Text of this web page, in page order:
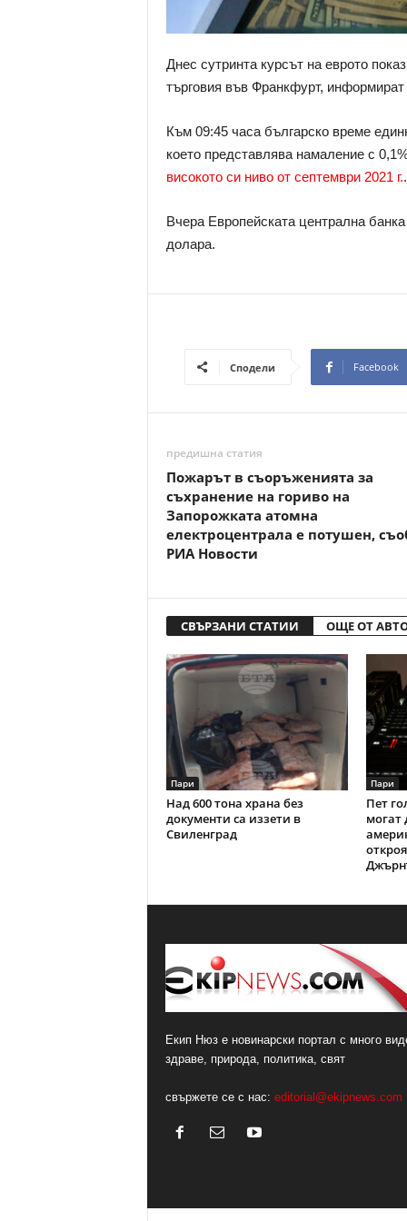
Днес сутринта курсът на еврото
търговия във Франкфурт,
Към 09:45 часа българско време
което представлява намаление с
високото си ниво от септември 2021 г..
Вчера Европейската централна
долара.
Сподели Facebook
предишна статия
Пожарът в съоръженията за
съхранение на гориво на
Запорожката атомна
електроцентрала е потушен,
РИА Новости
СВЪРЗАНИ СТАТИИ ОЩЕ ОТ
Пари
Над 600 тона храна без
документи са иззети в
Свиленград
Пари
Пет
могат
Екип Нюз е новинарски портал с много
здраве, природа, политика, свят
свържете се с нас: editorial@ekipnews.com